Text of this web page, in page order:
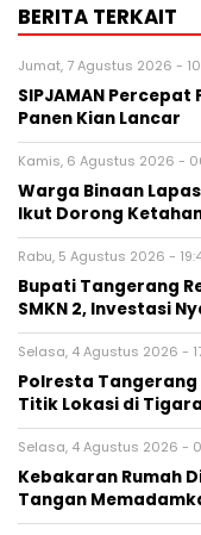
BERITA TERKAIT
Jumat, 7 Agustus 2026 -
SIPJAMAN
Panen Kian Lancar
Kamis, 6 Agustus 2026 -
Warga Binaan
Ikut Dorong
Rabu, 5 Agustus 2026 -
‎Bupati Tangerang
SMKN 2, Investasi
Selasa, 4 Agustus 2026 -
Polresta Tangerang
Titik Lokasi di
Selasa, 4 Agustus 2026 -
Kebakaran Rumah
Tangan